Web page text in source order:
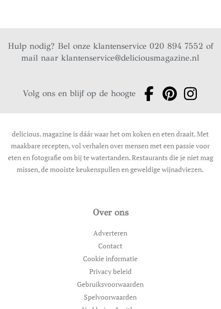
Hulp nodig? Bel onze klantenservice 020 894 7552 of
mail naarklantenservice@deliciousmagazine.nl
Volg ons en blijf op de hoogte
delicious. magazine is dáár waar het om koken en eten draait. Met
maakbare recepten, vol verhalen over mensen met een passie voor
eten en fotografie om bij te watertanden. Restaurants die je niet mag
missen, de mooiste keukenspullen en geweldige wijnadviezen.
Over ons
Adverteren
Contact
Cookie informatie
Privacy beleid
Gebruiksvoorwaarden
Spelvoorwaarden